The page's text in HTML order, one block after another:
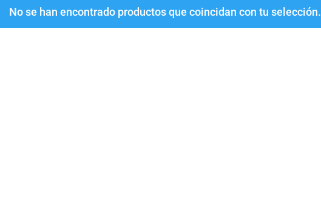
No se han encontrado productos que coincidan con tu selección.